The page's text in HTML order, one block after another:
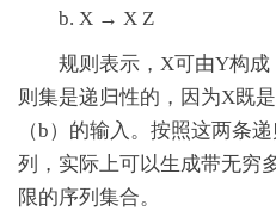
b. X → X Z
规则表示，X可由Y构成
则集是递归性的，因为X既
（b）的输入。按照这两条
列，实际上可以生成带无穷
限的序列集合。